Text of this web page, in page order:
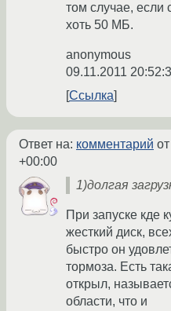
том случае, если
хоть 50 МБ.
anonymous
09.11.2011
Ссылка
Ответ на: комментарий
+00:00
1)долгая
При запуске кде
жесткий диск,
быстро он
тормоза. Есть
открыл,
области, что и